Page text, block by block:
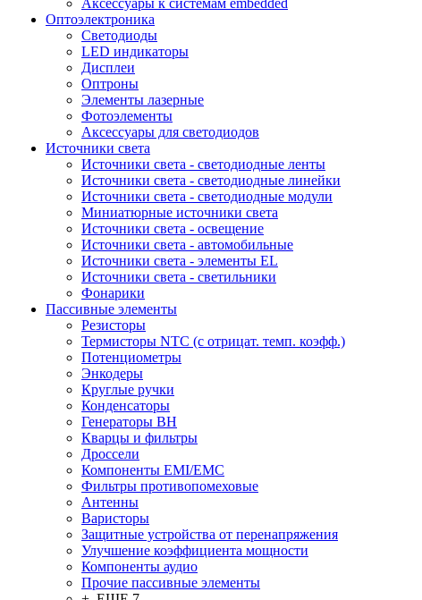
Аксессуары к системам embedded
Oптоэлектроника
Светодиоды
LED индикаторы
Дисплеи
Оптроны
Элементы лазерные
Фотоэлементы
Аксессуары для светодиодов
Источники света
Источники света - светодиодные ленты
Источники света - светодиодные линейки
Источники света - светодиодные модули
Миниатюрные источники света
Источники света - освещение
Источники света - автомобильные
Источники света - элементы EL
Источники света - светильники
Фонарики
Пассивные элементы
Резисторы
Термисторы NTC (с отрицат. темп. коэфф.)
Потенциометры
Энкодеры
Круглые ручки
Конденсаторы
Генераторы ВН
Кварцы и фильтры
Дроссели
Компоненты EMI/EMC
Фильтры противопомеховые
Антенны
Варисторы
Защитные устройства от перенапряжения
Улучшение коэффициента мощности
Компоненты аудио
Прочие пассивные элементы